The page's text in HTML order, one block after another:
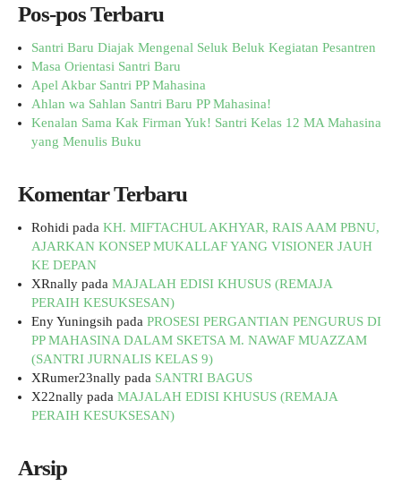
Pos-pos Terbaru
Santri Baru Diajak Mengenal Seluk Beluk Kegiatan Pesantren
Masa Orientasi Santri Baru
Apel Akbar Santri PP Mahasina
Ahlan wa Sahlan Santri Baru PP Mahasina!
Kenalan Sama Kak Firman Yuk! Santri Kelas 12 MA Mahasina
yang Menulis Buku
Komentar Terbaru
Rohidi pada KH. MIFTACHUL AKHYAR, RAIS AAM PBNU,
AJARKAN KONSEP MUKALLAF YANG VISIONER JAUH
KE DEPAN
XRnally pada MAJALAH EDISI KHUSUS (REMAJA
PERAIH KESUKSESAN)
Eny Yuningsih pada PROSESI PERGANTIAN PENGURUS DI
PP MAHASINA DALAM SKETSA M. NAWAF MUAZZAM
(SANTRI JURNALIS KELAS 9)
XRumer23nally pada SANTRI BAGUS
X22nally pada MAJALAH EDISI KHUSUS (REMAJA
PERAIH KESUKSESAN)
Arsip